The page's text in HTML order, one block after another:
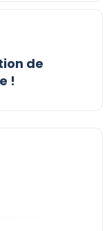
de
!